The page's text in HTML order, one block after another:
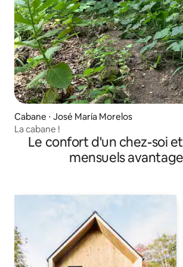
Cabane ⋅ José María Morelos
La cabane !
Le confort d'un chez-soi
mensuels